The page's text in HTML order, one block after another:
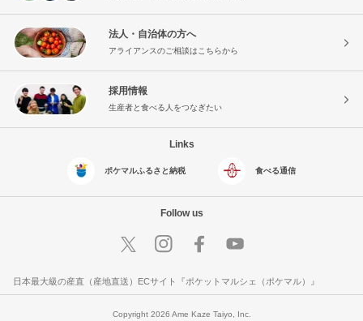
法人・自治体の方へ
アライアンスのご相談はこちらから
採用情報
生産者と食べる人をつなぎたい
Links
ポケマルふるさと納税 食べる通信
Follow us
日本最大級の産直（産地直送）ECサイト『ポケットマルシェ（ポケマル）』
Copyright 2026 Ame Kaze Taiyo, Inc.